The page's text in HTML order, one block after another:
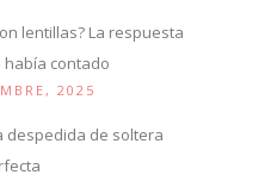
lentillas? La respuesta
contado
2025
despedida de soltera